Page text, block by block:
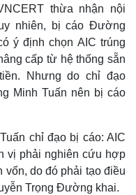
thừa nhận nội
nhiên, bị cáo Đường
ý định chọn AIC trúng
cấp từ hệ thống sẵn
Nhưng do chỉ đạo
Minh Tuấn nên bị cáo
chỉ đạo bị cáo: AIC
vị phải nghiên cứu hợp
vốn, do đó phải tạo điều
Trọng Đường khai.